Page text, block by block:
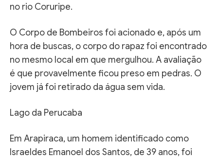
no rio Coruripe.
O Corpo de Bombeiros foi acionado e, após um
hora de buscas, o corpo do rapaz foi encontrado
no mesmo local em que mergulhou. A avaliação
é que provavelmente ficou preso em pedras. O
jovem já foi retirado da água sem vida.
Lago da Perucaba
Em Arapiraca, um homem identificado como
Israeldes Emanoel dos Santos, de 39 anos, foi